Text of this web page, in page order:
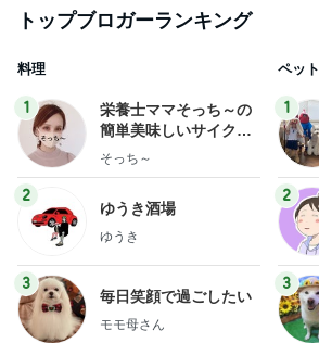
トップブロガーランキング
料理
1
栄養士ママそっち～の
簡単美味しいサイクル
献立
そっち～
2
ゆうき酒場
ゆうき
3
毎日笑顔で過ごしたい
モモ母さん
ペット
1
2
3